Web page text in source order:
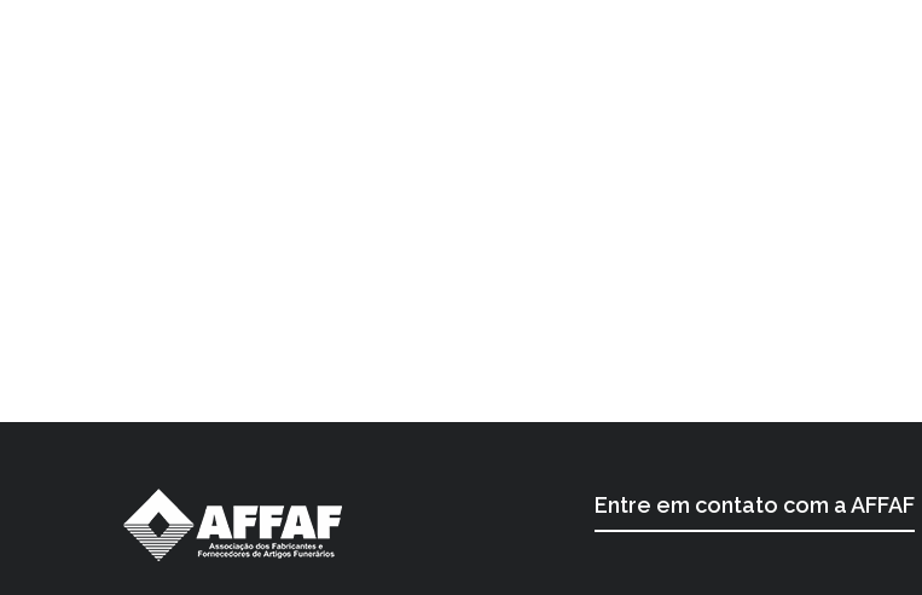
Entre em contato com a AFFAF